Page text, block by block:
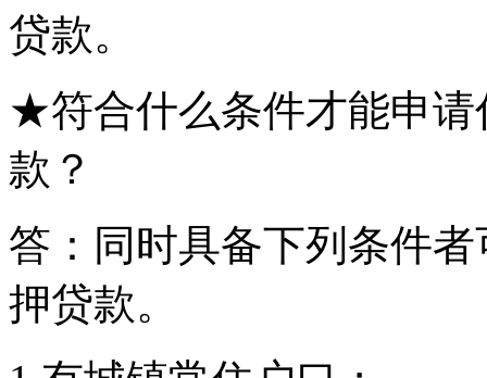
贷款。
★符合什么条件才能申请
款？
答：同时具备下列条件
押贷款。